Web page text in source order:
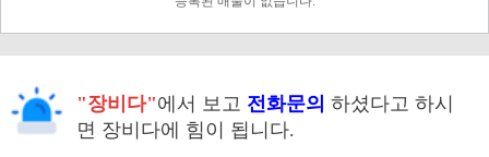
"장비다"에서 보고 전화문의 하셨다고 하시
면 장비다에 힘이 됩니다.